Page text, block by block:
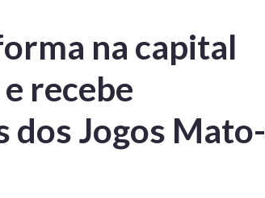
na capital
recebe
dos Jogos Mato-